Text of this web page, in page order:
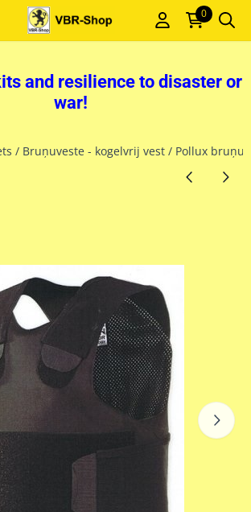
are currently closed. 0
and resilience to disaster or
war!
/ Bruņuveste - kogelvrij vest / Pollux